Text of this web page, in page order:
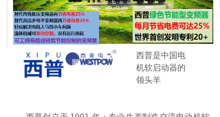
按钮文本
西普是中国电
机软启动器的
领头羊
按钮文本